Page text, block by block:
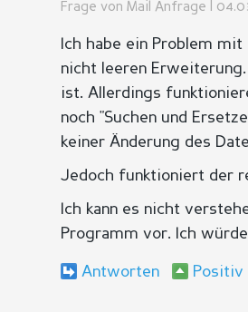
Frage von Mail Anfrage |
Ich habe ein Problem
nicht leeren
ist. Allerdings
noch "Suchen und
keiner Änderung des
Jedoch funktioniert der
Ich kann es nicht
Programm vor. Ich
Antworten Positiv